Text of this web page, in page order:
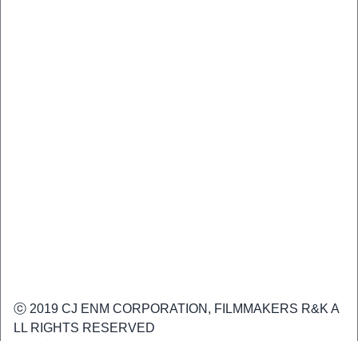
ⓒ 2019 CJ ENM CORPORATION, FILMMAKERS R&K A
LL RIGHTS RESERVED